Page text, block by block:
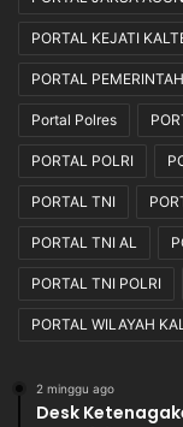
PORTAL KEJATI
PORTAL PEMERINTAH
Portal Polres
PORTAL POLRI
PORTAL TNI
PORTAL TNI AL
PORTAL TNI POLRI
PORTAL WILAYAH
2 minggu ago
Desk